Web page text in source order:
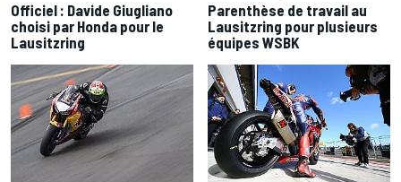
Officiel : Davide Giugliano
choisi par Honda pour le
Lausitzring
Parenthèse de travail au
Lausitzring pour plusieurs
équipes WSBK